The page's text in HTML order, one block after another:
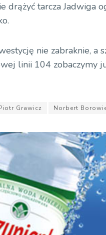
drążyć tarcza Jadwiga
nie zabraknie,
linii 104 zobaczymy
Grawicz Norbert